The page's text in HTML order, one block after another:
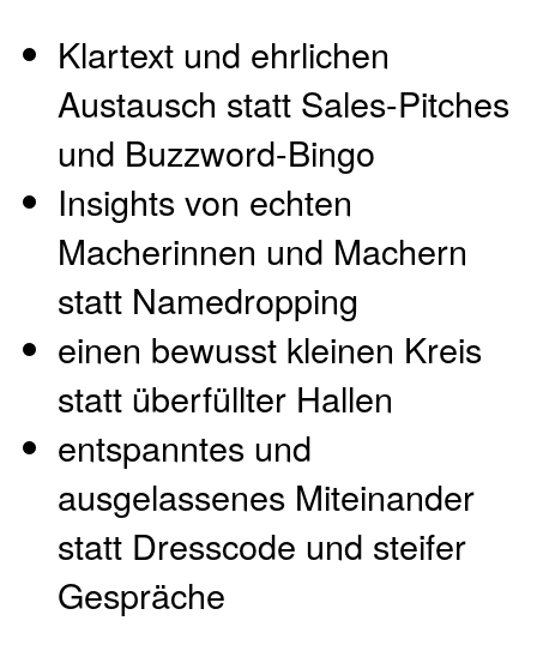
Klartext und ehrlichen
Austausch statt Sales-Pitches
und Buzzword-Bingo
Insights von echten
Macherinnen und Machern
statt Namedropping
einen bewusst kleinen Kreis
statt überfüllter Hallen
entspanntes und
ausgelassenes Miteinander
statt Dresscode und steifer
Gespräche